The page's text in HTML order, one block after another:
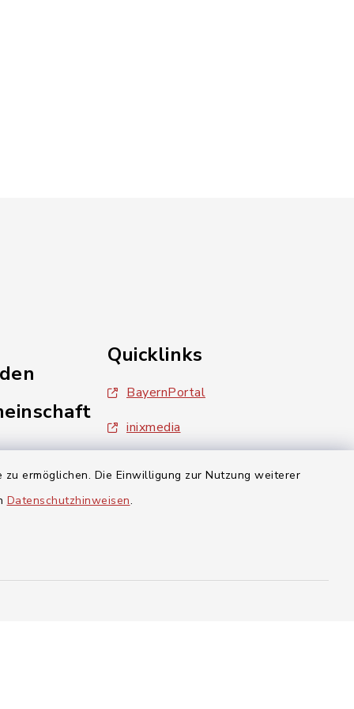
ermöglichen. Die Einwilligung zur Nutzung weiterer
Datenschutzhinweisen.
Quicklinks
BayernPortal
inixmedia